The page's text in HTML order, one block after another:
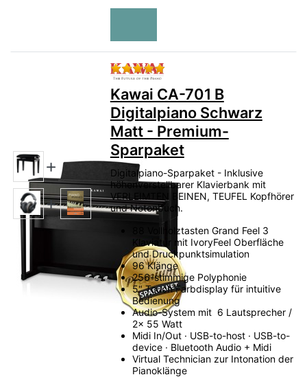
Bewertung: 5 von 5
Kawai CA-701 B
Digitalpiano Schwarz
Matt - Premium-
Sparpaket
Digitalpiano-Sparpaket - Inklusive
höhenverstellbarer Klavierbank mit
VERLEIMTEN BEINEN, TEUFEL Kopfhörer
und Notenbuch.
88 Vollholztasten Grand Feel 3
Klaviatur mit IvoryFeel Oberfläche
und Druckpunktsimulation
96 Klänge
256-stimmige Polyphonie
5" Touch Farbdisplay für intuitive
Bedienung
Audio-System mit 6 Lautsprecher /
2x 55 Watt
Midi In/Out · USB-to-host · USB-to-
device · Bluetooth Audio + Midi
Virtual Technician zur Intonation der
Pianoklänge